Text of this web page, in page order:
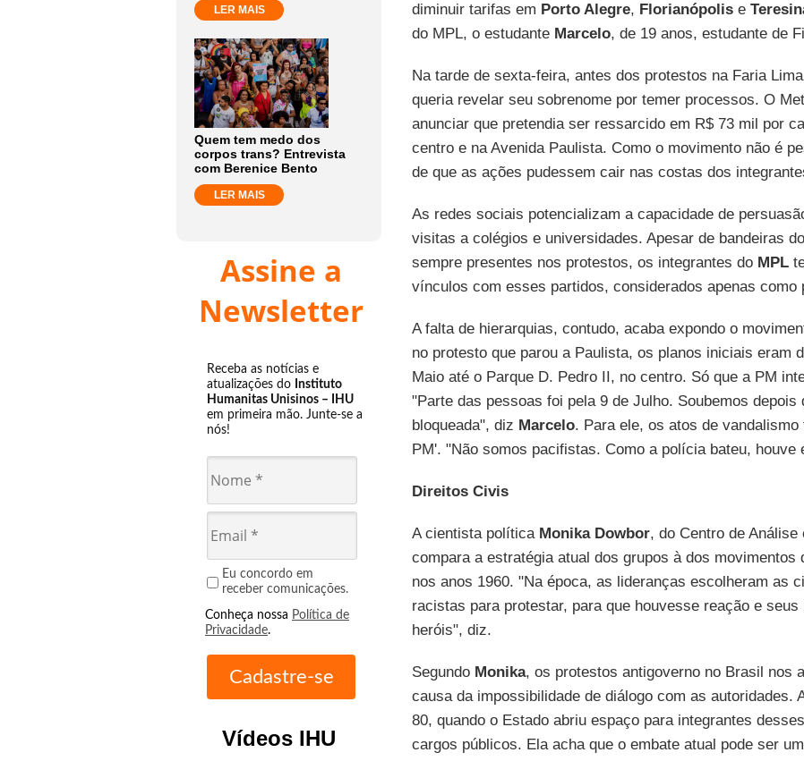
LER MAIS
Quem tem medo dos
corpos trans? Entrevista
com Berenice Bento
LER MAIS
Assine a
Newsletter
Receba as notícias e
atualizações do Instituto
Humanitas Unisinos – IHU
em primeira mão. Junte-se a
nós!
Eu concordo em
receber comunicações.
Conheça nossa Política de
Privacidade.
Vídeos IHU
diminuir tarifas em Porto Alegre, Florianópolise
do MPL, o estudante Marcelo, de 19 anos, estudante de
Na tarde de sexta-feira, antes dos protestos na Faria
queria revelar seu sobrenome por temer processos. O
anunciar que pretendia ser ressarcido em R$ 73 mil por
centro e na Avenida Paulista. Como o movimento não é
de que as ações pudessem cair nas costas dos
As redes sociais potencializam a capacidade de
visitas a colégios e universidades. Apesar de bandeiras do
sempre presentes nos protestos, os integrantes do MPL
vínculos com esses partidos, considerados apenas como
A falta de hierarquias, contudo, acaba expondo o
no protesto que parou a Paulista, os planos iniciais eram
Maio até o Parque D. Pedro II, no centro. Só que a PM
"Parte das pessoas foi pela 9 de Julho. Soubemos
bloqueada", diz Marcelo. Para ele, os atos de
PM'. "Não somos pacifistas. Como a polícia bateu, houve
Direitos Civis
A cientista política Monika Dowbor, do Centro de Análise
compara a estratégia atual dos grupos à dos
nos anos 1960. "Na época, as lideranças escolheram as
racistas para protestar, para que houvesse reação e
heróis", diz.
Segundo Monika, os protestos antigoverno no Brasil nos
causa da impossibilidade de diálogo com as autoridades.
80, quando o Estado abriu espaço para integrantes
cargos públicos. Ela acha que o embate atual pode ser